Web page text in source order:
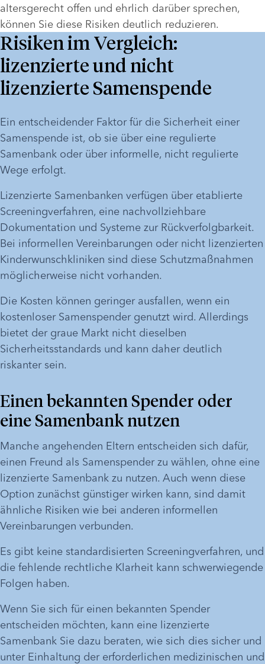
altersgerecht offen und ehrlich darüber sprechen,
können Sie diese Risiken deutlich reduzieren.
Risiken im Vergleich:
lizenzierte und nicht
lizenzierte Samenspende
Ein entscheidender Faktor für die Sicherheit einer
Samenspende ist, ob sie über eine regulierte
Samenbank oder über informelle, nicht regulierte
Wege erfolgt.
Lizenzierte Samenbanken verfügen über etablierte
Screeningverfahren, eine nachvollziehbare
Dokumentation und Systeme zur Rückverfolgbarkeit.
Bei informellen Vereinbarungen oder nicht lizenzierten
Kinderwunschkliniken sind diese Schutzmaßnahmen
möglicherweise nicht vorhanden.
Die Kosten können geringer ausfallen, wenn ein
kostenloser Samenspender genutzt wird. Allerdings
bietet der graue Markt nicht dieselben
Sicherheitsstandards und kann daher deutlich
riskanter sein.
Einen bekannten Spender oder
eine Samenbank nutzen
Manche angehenden Eltern entscheiden sich dafür,
einen Freund als Samenspender zu wählen, ohne eine
lizenzierte Samenbank zu nutzen. Auch wenn diese
Option zunächst günstiger wirken kann, sind damit
ähnliche Risiken wie bei anderen informellen
Vereinbarungen verbunden.
Es gibt keine standardisierten Screeningverfahren, und
die fehlende rechtliche Klarheit kann schwerwiegende
Folgen haben.
Wenn Sie sich für einen bekannten Spender
entscheiden möchten, kann eine lizenzierte
Samenbank Sie dazu beraten, wie sich dies sicher und
unter Einhaltung der erforderlichen medizinischen und